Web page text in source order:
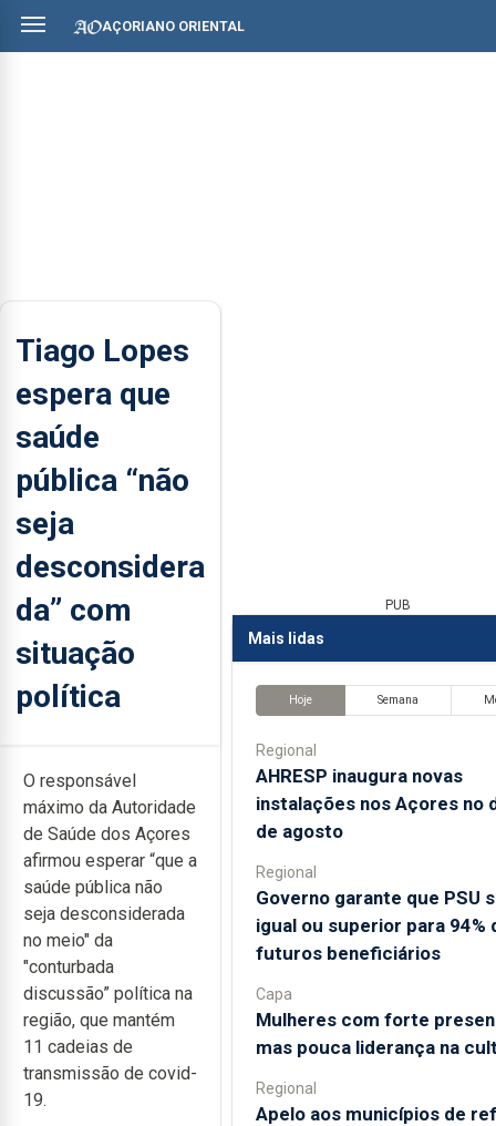
AÇORIANO ORIENTAL
Tiago Lopes
espera que
saúde
pública “não
seja
desconsidera
da” com
situação
política
O responsável
máximo da Autoridade
de Saúde dos Açores
afirmou esperar “que a
saúde pública não
seja desconsiderada
no meio" da
"conturbada
discussão” política na
região, que mantém
11 cadeias de
transmissão de covid-
19.
PUB
Mais lidas
Hoje Semana
Regional
AHRESP inaugura novas
instalações nos Açores no
de agosto
Regional
Governo garante que PSU
igual ou superior para 94%
futuros beneficiários
Capa
Mulheres com forte
mas pouca liderança na
Regional
Apelo aos municípios de